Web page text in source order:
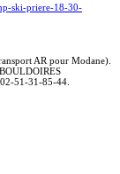
ski-priere-18-30-
AR pour Modane).
51-31-85-44.